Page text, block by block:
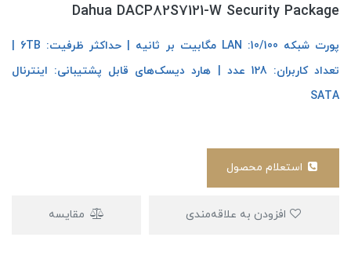
Dahua DACP82S7121-W Security Package
تعداد کاربران: 128 عدد | هارد دیسک‌های قابل پشتیبانی: اینترنال
SATA
مقایسه